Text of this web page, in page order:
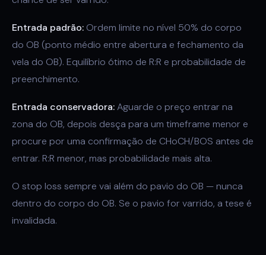
Entrada padrão: Ordem limite no nível 50% do corpo
do OB (ponto médio entre abertura e fechamento da
vela do OB). Equilíbrio ótimo de R:R e probabilidade de
preenchimento.
Entrada conservadora:Aguarde o preço entrar na
zona do OB, depois desça para um timeframe menor e
procure por uma confirmação de CHoCH/BOS antes de
entrar. R:R menor, mas probabilidade mais alta.
O stop loss sempre vai além do pavio do OB — nunca
dentro do corpo do OB. Se o pavio for varrido, a tese é
invalidada.